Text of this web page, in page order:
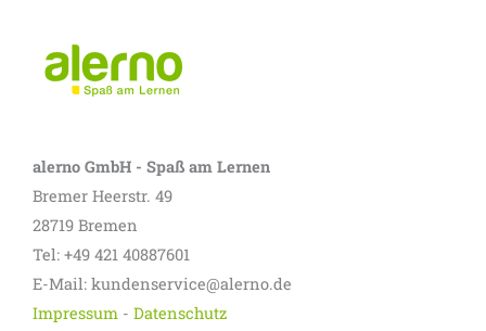
alerno GmbH - Spaß am Lernen
Bremer Heerstr. 49
28719 Bremen
Tel: +49 421 40887601
E-Mail: kundenservice@alerno.de
Impressum - Datenschutz